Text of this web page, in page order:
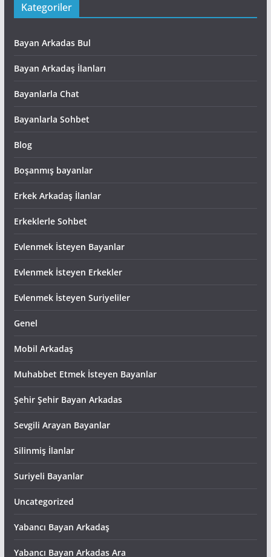
Kategoriler
Bayan Arkadas Bul
Bayan Arkadaş İlanları
Bayanlarla Chat
Bayanlarla Sohbet
Blog
Boşanmış bayanlar
Erkek Arkadaş İlanlar
Erkeklerle Sohbet
Evlenmek İsteyen Bayanlar
Evlenmek İsteyen Erkekler
Evlenmek İsteyen Suriyeliler
Genel
Mobil Arkadaş
Muhabbet Etmek İsteyen Bayanlar
Şehir Şehir Bayan Arkadas
Sevgili Arayan Bayanlar
Silinmiş İlanlar
Suriyeli Bayanlar
Uncategorized
Yabancı Bayan Arkadaş
Yabancı Bayan Arkadas Ara